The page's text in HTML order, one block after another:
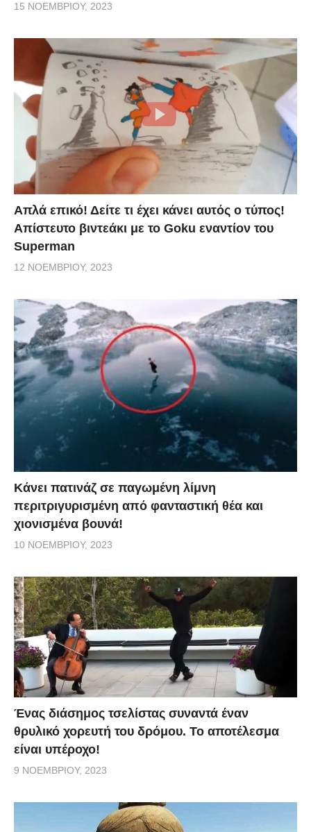
15 ΝΟΕΜΒΡΊΟΥ, 2023
Απλά επικό! Δείτε τι έχει κάνει αυτός ο τύπος!
Απίστευτο βιντεάκι με το Goku εναντίον του
Superman
12 ΝΟΕΜΒΡΊΟΥ, 2023
Κάνει πατινάζ σε παγωμένη λίμνη
περιτριγυρισμένη από φανταστική θέα και
χιονισμένα βουνά!
10 ΝΟΕΜΒΡΊΟΥ, 2023
Ένας διάσημος τσελίστας συναντά έναν
θρυλικό χορευτή του δρόμου. Το αποτέλεσμα
είναι υπέροχο!
9 ΝΟΕΜΒΡΊΟΥ, 2023